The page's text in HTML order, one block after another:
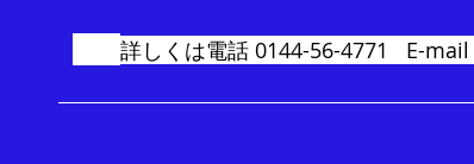
詳しくは電話 0144-56-4771 E-mail